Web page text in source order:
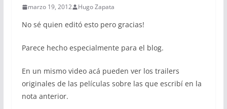
marzo 19, 2012 Hugo Zapata
No sé quien editó esto pero gracias!
Parece hecho especialmente para el blog.
En un mismo video acá pueden ver los trailers
originales de las películas sobre las que escribí en la
nota anterior.